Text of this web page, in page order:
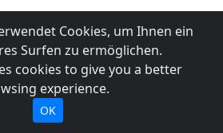
Cookies, um Ihnen ein
Surfen zu ermöglichen.
cookies to give you a better
experience.
OK